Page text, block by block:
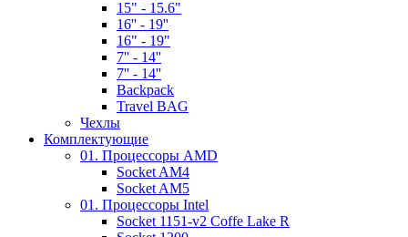
15" - 15.6"
16'' - 19''
16" - 19"
7'' - 14''
7'' - 14''
Backpack
Travel BAG
Чехлы
Комплектующие
01. Процессоры AMD
Socket AM4
Socket AM5
01. Процессоры Intel
Socket 1151-v2 Coffe Lake R